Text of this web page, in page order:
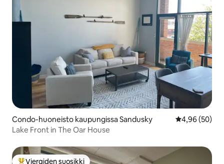
Condo-huoneisto kaupungissa Sandusky
4,96 (50)
Lake Front in The Oar House
Vieraiden suosikki